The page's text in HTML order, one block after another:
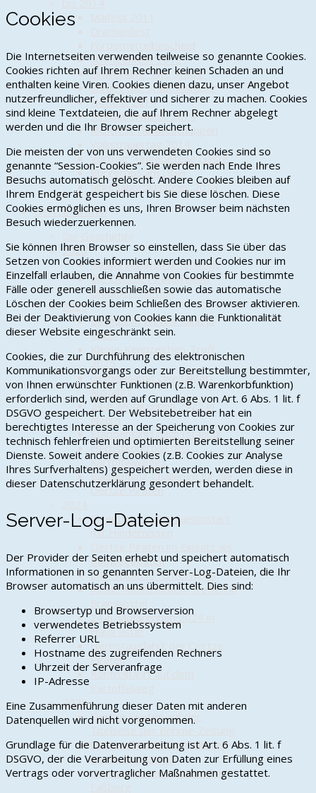
Schützenfest 2012
Einweihung "Alte Schule"
Ehrung der Stadt Munster
Hoffest 2014
Streuobstwiese 2014
Richtfest Geräteschuppen
Volkstrauertag 2014
Vortrag "Ungebetene Gäste"
Bürgerbus am DGH
Jahresabschlussfeier 2014
Oertze Piraten
2026
Radwegepaten unterwegs
Die Oertze Piraten beim
Oldtimer-Treffen
2025
Bei gutem Wetter kann ja
jeder!
Kleine-Kennzeichen-Treff
2025
Gemeinsame Zweitakter-
Ausfahrt
24-h-Mofarennen 2025 in
Alvern
Etappenfahrt nach Istanbul
Herbstkontrolle des
Kartoffelweges
Baumpflanz-Challenge für die
Oertze Piraten
Eigentlich… oder: Saisonstart
mit Hindernissen
Radwegepaten
Die "Wilde 13" unterwegs
Kleine-Kennzeichen-Treffen in
Brambostel
24-h-Mofarennen 2024 in
Haus Ilster
Herbstausfahrt der Oertze
Piraten
Kontrollfahrt auf dem
2023
Oertze Piraten auf der
Titelseite der Böhme-Zeitung
Oertze Piraten kontrollieren
den Kartoffelweg
Oertze Piraten zu Besuch in
Cookies
Die Internetseiten verwenden teilweise so genannte Cookies.
Cookies richten auf Ihrem Rechner keinen Schaden an und
enthalten keine Viren. Cookies dienen dazu, unser Angebot
nutzerfreundlicher, effektiver und sicherer zu machen. Cookies
sind kleine Textdateien, die auf Ihrem Rechner abgelegt
werden und die Ihr Browser speichert.
Die meisten der von uns verwendeten Cookies sind so
genannte “Session-Cookies”. Sie werden nach Ende Ihres
Besuchs automatisch gelöscht. Andere Cookies bleiben auf
Ihrem Endgerät gespeichert bis Sie diese löschen. Diese
Cookies ermöglichen es uns, Ihren Browser beim nächsten
Besuch wiederzuerkennen.
Sie können Ihren Browser so einstellen, dass Sie über das
Setzen von Cookies informiert werden und Cookies nur im
Einzelfall erlauben, die Annahme von Cookies für bestimmte
Fälle oder generell ausschließen sowie das automatische
Löschen der Cookies beim Schließen des Browser aktivieren.
Bei der Deaktivierung von Cookies kann die Funktionalität
dieser Website eingeschränkt sein.
Cookies, die zur Durchführung des elektronischen
Kommunikationsvorgangs oder zur Bereitstellung bestimmter,
von Ihnen erwünschter Funktionen (z.B. Warenkorbfunktion)
erforderlich sind, werden auf Grundlage von Art. 6 Abs. 1 lit. f
DSGVO gespeichert. Der Websitebetreiber hat ein
berechtigtes Interesse an der Speicherung von Cookies zur
technisch fehlerfreien und optimierten Bereitstellung seiner
Dienste. Soweit andere Cookies (z.B. Cookies zur Analyse
Ihres Surfverhaltens) gespeichert werden, werden diese in
dieser Datenschutzerklärung gesondert behandelt.
Server-Log-Dateien
Der Provider der Seiten erhebt und speichert automatisch
Informationen in so genannten Server-Log-Dateien, die Ihr
Browser automatisch an uns übermittelt. Dies sind:
Browsertyp und Browserversion
verwendetes Betriebssystem
Referrer URL
Hostname des zugreifenden Rechners
Uhrzeit der Serveranfrage
IP-Adresse
Eine Zusammenführung dieser Daten mit anderen
Datenquellen wird nicht vorgenommen.
Grundlage für die Datenverarbeitung ist Art. 6 Abs. 1 lit. f
DSGVO, der die Verarbeitung von Daten zur Erfüllung eines
Vertrags oder vorvertraglicher Maßnahmen gestattet.